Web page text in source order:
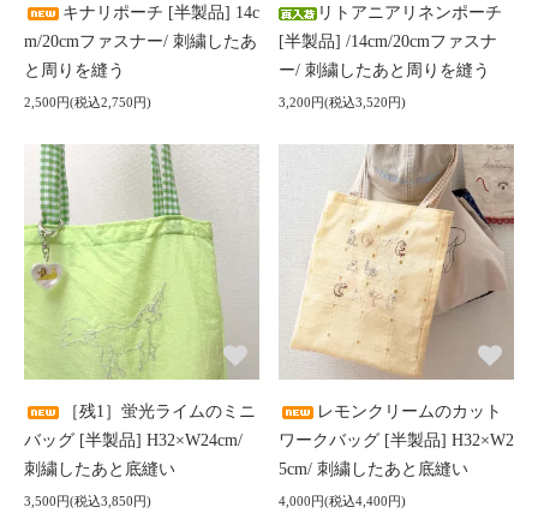
キナリポーチ [半製品] 14c
m/20cmファスナー/ 刺繍したあ
と周りを縫う
2,500円(税込2,750円)
リトアニアリネンポーチ
[半製品] /14cm/20cmファスナ
ー/ 刺繍したあと周りを縫う
3,200円(税込3,520円)
［残1］蛍光ライムのミニ
バッグ [半製品] H32×W24cm/
刺繍したあと底縫い
3,500円(税込3,850円)
レモンクリームのカット
ワークバッグ [半製品] H32×W2
5cm/ 刺繍したあと底縫い
4,000円(税込4,400円)